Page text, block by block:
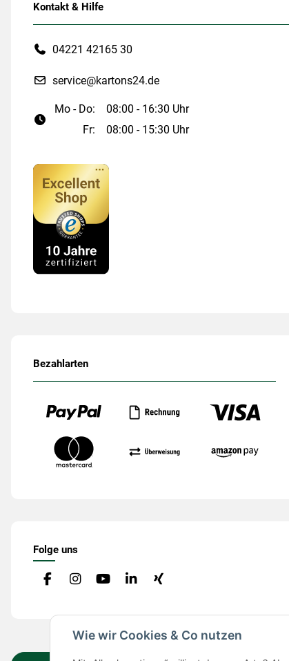
Wie wir Cookies & Co nutzen
Kontakt & Hilfe
04221 42165 30
service@kartons24.de
Mo - Do:
08:00 - 16:30 Uhr
Fr:
08:00 - 15:30 Uhr
Bezahlarten
Folge uns